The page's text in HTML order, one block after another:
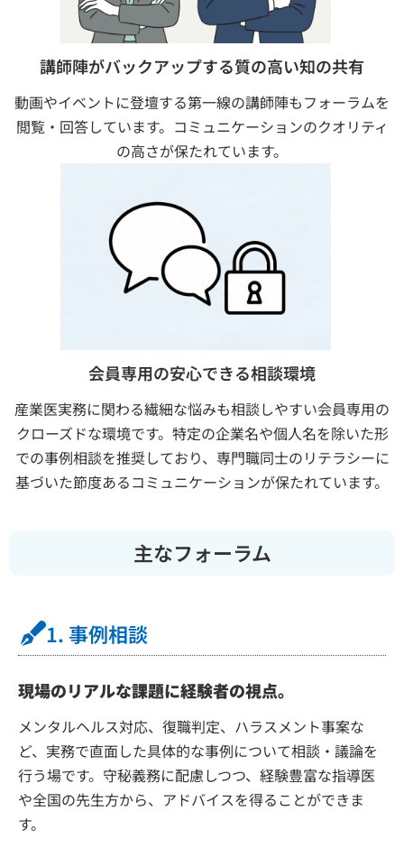
講師陣がバックアップする質の高い知の共有
動画やイベントに登壇する第一線の講師陣もフォーラムを
閲覧・回答しています。コミュニケーションのクオリティ
の高さが保たれています。
会員専用の安心できる相談環境
産業医実務に関わる繊細な悩みも相談しやすい会員専用の
クローズドな環境です。特定の企業名や個人名を除いた形
での事例相談を推奨しており、専門職同士のリテラシーに
基づいた節度あるコミュニケーションが保たれています。
主なフォーラム
1. 事例相談
現場のリアルな課題に経験者の視点。
メンタルヘルス対応、復職判定、ハラスメント事案な
ど、実務で直面した具体的な事例について相談・議論を
行う場です。守秘義務に配慮しつつ、経験豊富な指導医
や全国の先生方から、アドバイスを得ることができま
す。